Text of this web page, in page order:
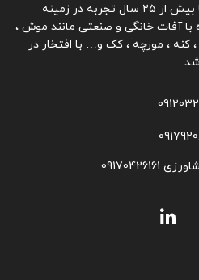
شرکت سمپاشی تضمینی آریا با بیش از ۲۵ سال تجربه در زمینه
آفات خانگی و صنعتی مانند موش ،
، مورچه ، کک و… با افتخار در